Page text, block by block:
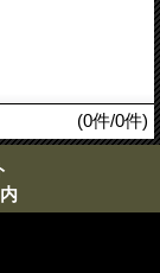
(0件/0件)